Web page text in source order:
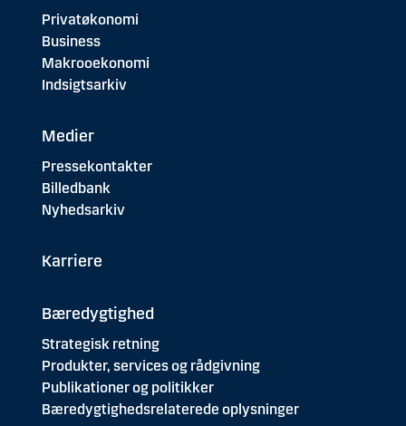
Privatøkonomi
Business
Makrooekonomi
Indsigtsarkiv
Medier
Pressekontakter
Billedbank
Nyhedsarkiv
Karriere
Bæredygtighed
Strategisk retning
Produkter, services og rådgivning
Publikationer og politikker
Bæredygtighedsrelaterede oplysninger